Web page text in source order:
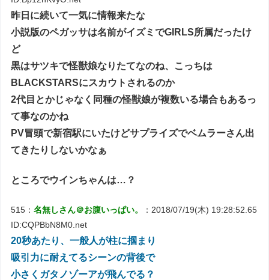
昨日に続いて一気に情報来たな
小説版のペガッサは名前がイズミでGIRLS所属だったけ
ど
黒はサツキで怪獣娘なりたてなのね、こっちは
BLACKSTARSにスカウトされるのか
2代目とかじゃなく同種の怪獣娘が複数いる場合もあるっ
て事なのかね
PV冒頭で新宿駅にいたけどサプライズでベムラーさん出
てきたりしないかなぁ
ところでウインちゃんは…？
515：名無しさん＠お腹いっぱい。
：2018/07/19(木) 19:28:52.65
ID:CQPBbN8M0.net
20秒あたり、一般人が柱に掴まり
吸引力に耐えてるシーンの背後で
小さくガタノゾーアが飛んでる？